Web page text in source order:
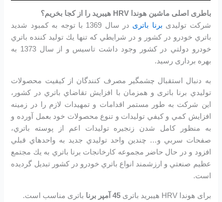
باطری اصلی ماشین هوندا HRV هیبرید
را از کجا بخریم؟
شرکت تولیدی برنا باتری
در سال 1369 با توجه به كمبود شديد
باتري خودرو در كشور و در شرايطي كه تنها يك توليد كننده باتري
خودرو دولتي در كشور وجود داشت تاسیس و از سال 1373 به
بهره برداری رسید.
به دنبال استقبال چشمگير مصرف كنندگان از كيفيت محصولات
توليدي برنا باتری و همزمان با افزايش تقاضاي باتري در كشور،
اين شرکت به طور مستمر اقدامات و تمهيدات لازم را در زمينه
افزايش كمي و كيفي توليدات و تنوع محصولات خود بعمل آورده و
به منظور كامل شدن زنجيره توليدات اعم از پوسته باتري،
صفحات سربي و… چندين واحد توليدي جديد به واحدهاي قبلي
افزود و در حال حاضر مجموعه كارخانجات برنا باتري به يك مجتمع
عظيم صنعتي و ارزشمند انواع باتري خودرو در کشور تبديل گرديده
است.
برای هوندا HRV هیبرید باتری 45 آمپر برنا باتری مناسب است.